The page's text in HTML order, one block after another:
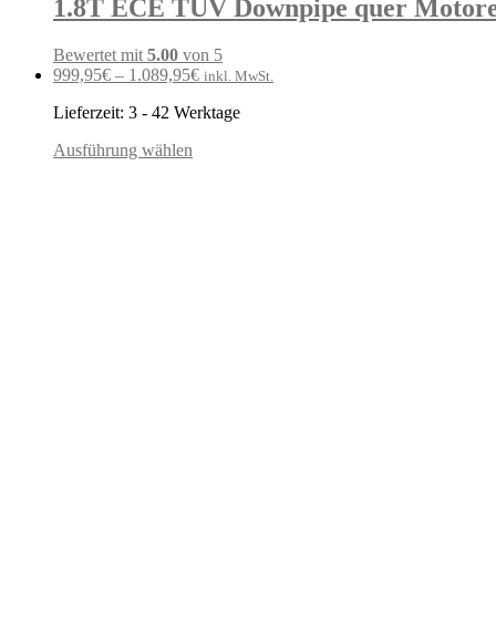
1.8T ECE TÜV Downpipe quer
Bewertet mit 5.00 von 5
999,95€ – 1.089,95€ inkl. MwSt.
Lieferzeit: 3 - 42 Werktage
Ausführung wählen